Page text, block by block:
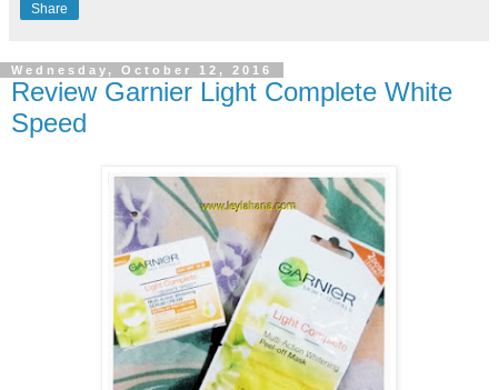
Share
Wednesday, October 12, 2016
Review Garnier Light Complete White
Speed